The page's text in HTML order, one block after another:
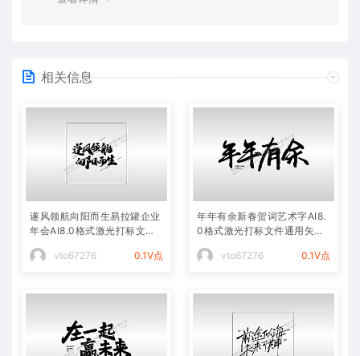
相关信息
遂风领航向阳而生易拉罐企业
年会AI8.0格式激光打标文件
vto67276
0.1V点
年年有余新春贺词艺术字AI8.
0格式激光打标文件通用矢量
vto67276
0.1V点